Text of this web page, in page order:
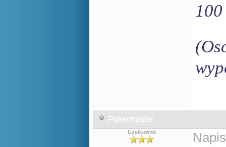
Pokermaster
Użytkownik